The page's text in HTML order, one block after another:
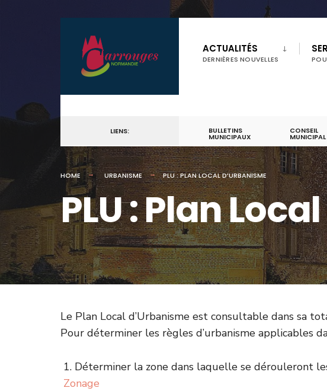
content
ACTUALITÉS
DERNIÈRES NOUVELLES
LIENS: BULLETINS
MUNICIPAUX
CONSEIL
MUNICIPAL
HOME URBANISME PLU : PLAN LOCAL D’URBANISME
PLU : Plan
Le Plan Local d’Urbanisme est consultable dans sa
Pour déterminer les règles d’urbanisme applicables
Déterminer la zone dans laquelle se dérouleront
Zonage